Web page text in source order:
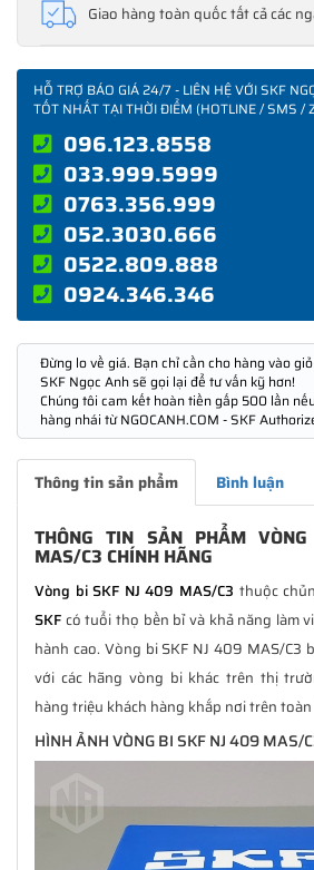
Giao hàng toàn quốc tất cả các
HỖ TRỢ BÁO GIÁ 24/7 - LIÊN HỆ VỚI SKF
TỐT NHẤT TẠI THỜI ĐIỂM (HOTLINE / SMS /
096.123.8558
033.999.5999
0763.356.999
052.3030.666
0522.809.888
0924.346.346
Đừng lo về giá. Bạn chỉ cần cho hàng vào
SKF Ngọc Anh sẽ gọi lại để tư vấn kỹ hơn!
Chúng tôi cam kết hoàn tiền gấp 500 lần
hàng nhái từ NGOCANH.COM - SKF
Thông tin sản phẩm Bình luận
THÔNG TIN SẢN PHẨM
MAS/C3 CHÍNH HÃNG
Vòng bi SKF NJ 409 MAS/C3 thuộc
SKFcó tuổi thọ bền bỉ và khả năng làm
hành cao. Vòng bi SKF NJ 409 MAS/C3
với các hãng vòng bi khác trên thị
hàng triệu khách hàng khắp nơi trên
HÌNH ẢNH VÒNG BI SKF NJ 409 MAS/